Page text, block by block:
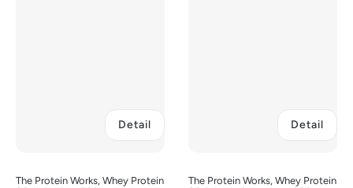
The Protein Works, Whey Protein
Detail
The Protein Works, Whey Protein
Detail